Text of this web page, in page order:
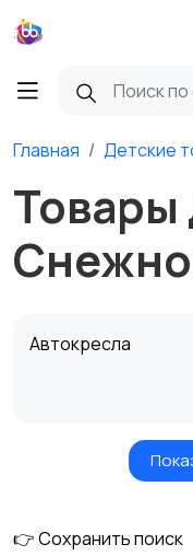
Главная Детские
Товары
Автокресла
Игрушки и игры
👉 Сохранить поиск